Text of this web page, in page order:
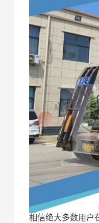
相信绝大多数用户